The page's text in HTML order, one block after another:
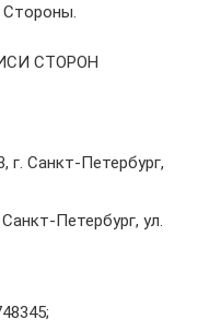
СТОРОН
г. Санкт-Петербург,
Петербург, ул.